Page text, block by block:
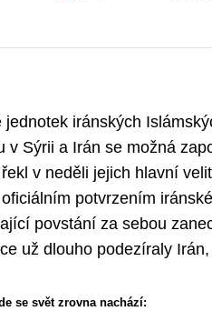
iránských
v Sýrii a Irán se možná
v neděli jejich hlavní
potvrzením
povstání za sebou
už dlouho podezíraly
se svět zrovna nachází: